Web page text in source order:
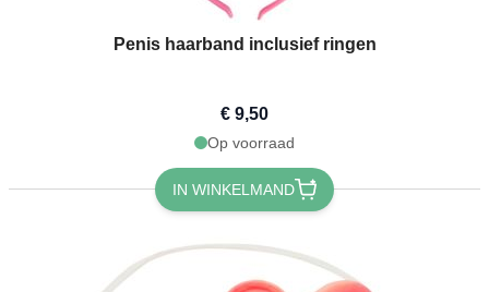
Penis haarband inclusief ringen
€ 9,50
Op voorraad
IN WINKELMAND